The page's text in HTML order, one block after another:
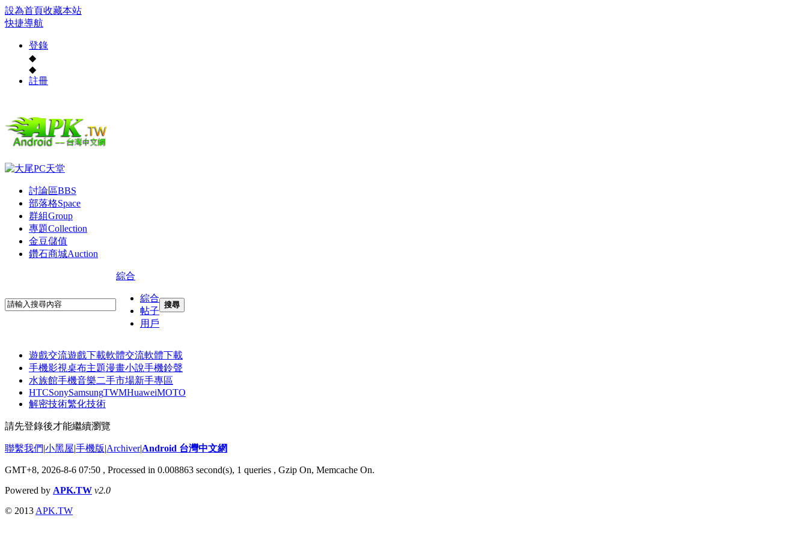
設為首頁收藏本站
快捷導航
登錄
◆
◆
註冊
討論區BBS
部落格Space
群組Group
專題Collection
金豆儲值
鑽石商城Auction
綜合
綜合
帖子
用戶
搜尋
遊戲交流遊戲下載軟體交流軟體下載
手機影視桌布主題漫畫小說手機鈴聲
水族館手機音樂二手市場新手專區
HTCSonySamsungTWMHuaweiMOTO
解密技術繁化技術
請先登錄後才能繼續瀏覽
聯繫我們|小黑屋|手機版|Archiver|Android 台灣中文網
GMT+8, 2026-8-6 07:50 , Processed in 0.008863 second(s), 1 queries , Gzip On, Memcache On.
Powered by APK.TW v2.0
© 2013 APK.TW